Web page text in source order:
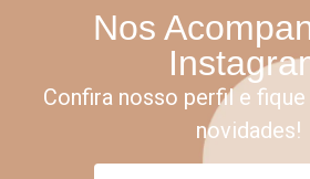
Nos
Confira nosso perfil e
novidades!